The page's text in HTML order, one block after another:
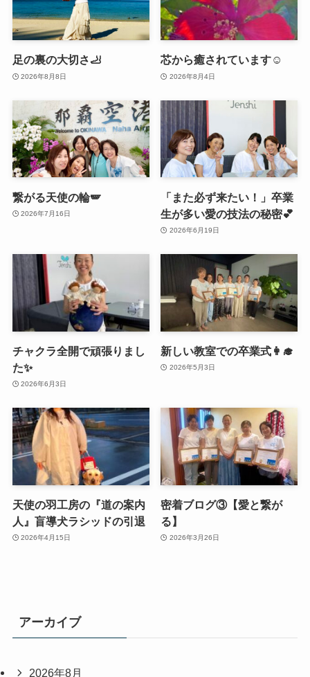
足の裏の大切さ🦶
2026年8月8日
芯から癒されています☺️
2026年8月4日
繋がる天使の輪🪽
2026年7月16日
「また必ず来たい！」卒業
生が多い愛の技法の秘密💕
2026年6月19日
チャクラ全開で頑張りまし
た✨
2026年6月3日
新しい教室での卒業式👩‍🎓
2026年5月3日
天使の羽工房の『道の案内
人』盲導犬ラシッドの引退
2026年4月15日
密着ブログ③【愛と繋が
る】
2026年3月26日
アーカイブ
2026年8月